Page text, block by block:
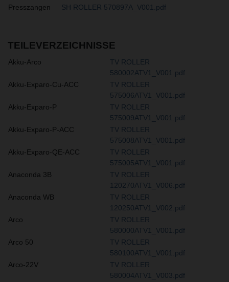
Presszangen
SH ROLLER 570897A_V001.pdf
TEILEVERZEICHNISSE
Akku-Arco
TV ROLLER
580002ATV1_V001.pdf
Akku-Exparo-Cu-ACC
TV ROLLER
575006ATV1_V001.pdf
Akku-Exparo-P
TV ROLLER
575009ATV1_V001.pdf
Akku-Exparo-P-ACC
TV ROLLER
575008ATV1_V001.pdf
Akku-Exparo-QE-ACC
TV ROLLER
575005ATV1_V001.pdf
Anaconda 3B
TV ROLLER
120270ATV1_V006.pdf
Anaconda WB
TV ROLLER
120250ATV1_V002.pdf
Arco
TV ROLLER
580000ATV1_V001.pdf
Arco 50
TV ROLLER
580100ATV1_V001.pdf
Arco-22V
TV ROLLER
580004ATV1_V003.pdf